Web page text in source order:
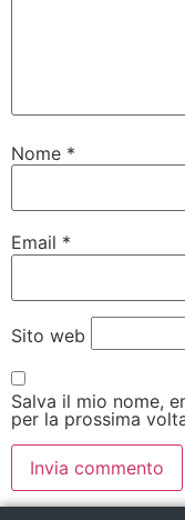
Nome *
Email *
Sito web
Salva il mio nome,
per la prossima